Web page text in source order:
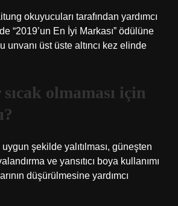
okuyucuları tarafından yardımcı
“2019’un En İyi Markası” ödülüne
unvanı üst üste altıncı kez elinde
olmaması için
şekilde yalıtılması, güneşten
ve yansıtıcı boya kullanımı
düşürülmesine yardımcı